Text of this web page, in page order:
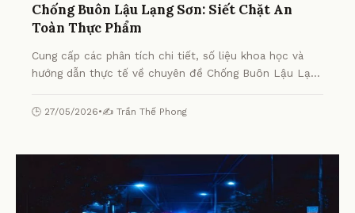
Chống Buôn Lậu Lạng Sơn: Siết Chặt An
Toàn Thực Phẩm
Cung cấp các phân tích chi tiết, số liệu khoa học và
hướng dẫn thực tế về chuyên đề Chống Buôn Lậu Lạng
🕒 27/05/2026•✍️ Trần Thế Phong